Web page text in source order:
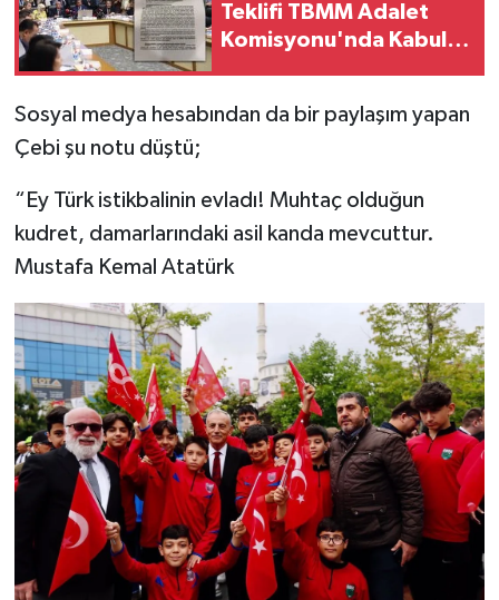
Teklifi TBMM Adalet
Komisyonu'nda Kabul
Sosyal medya hesabından da bir paylaşım yapan
Çebi şu notu düştü;
“Ey Türk istikbalinin evladı! Muhtaç olduğun
kudret, damarlarındaki asil kanda mevcuttur.
Mustafa Kemal Atatürk